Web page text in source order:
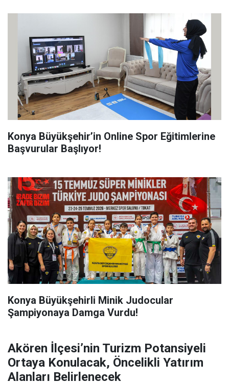
Konya Büyükşehir’in Online Spor Eğitimlerine
Başvurular Başlıyor!
Konya Büyükşehirli Minik Judocular
Şampiyonaya Damga Vurdu!
Akören İlçesi’nin Turizm Potansiyeli
Ortaya Konulacak, Öncelikli Yatırım
Alanları Belirlenecek